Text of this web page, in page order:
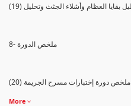
8- ملخص الدورة
(20) ملخص دورة إختبارات مسرح الجريمة
More